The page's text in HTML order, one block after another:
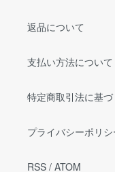
返品について
支払い方法について
特定商取引法に基
プライバシーポリシ
RSS / ATOM